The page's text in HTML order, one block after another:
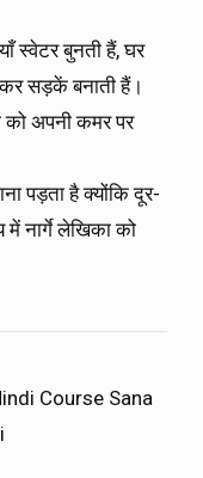
स्वेटर बुनती हैं, घर
सड़कें बनाती हैं।
को अपनी कमर पर
पड़ता है क्योंकि दूर-
नार्गे लेखिका को
Course Sana